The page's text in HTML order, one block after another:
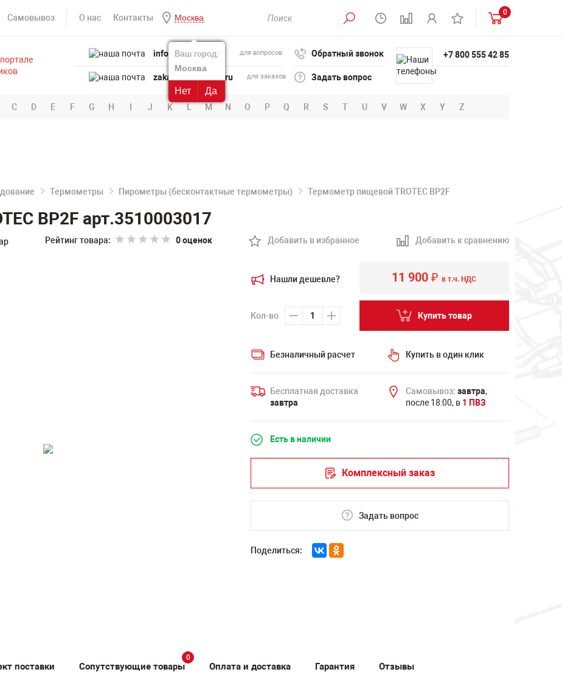
Самовывоз О нас Контакты Москва
Ваш город:
Москва
Нет Да
0
info@powertool.ru для вопросов
zakaz@powertool.ru для заказов
Обратный звонок
Задать вопрос
+7 800 555 42 85
C D E F G H I J K L M N O P Q R S T U V W X Y Z
Термометры Пирометры (бесконтактные термометры) Термометр пищевой TROTEC BP2F
BP2F арт.3510003017
Рейтинг товара: 0 оценок Добавить в избранное Добавить к сравнению
Нашли дешевле?
Кол-во
11 900₽ в т.ч. НДС
Купить товар
Безналичный расчет Купить в один клик
Бесплатная доставка
завтра
Самовывоз: завтра,
после 18:00, в 1 ПВЗ
Есть в наличии
Комплексный заказ
Задать вопрос
Поделиться:
поставки Сопутствующие товары
0
Оплата и доставка Гарантия Отзывы